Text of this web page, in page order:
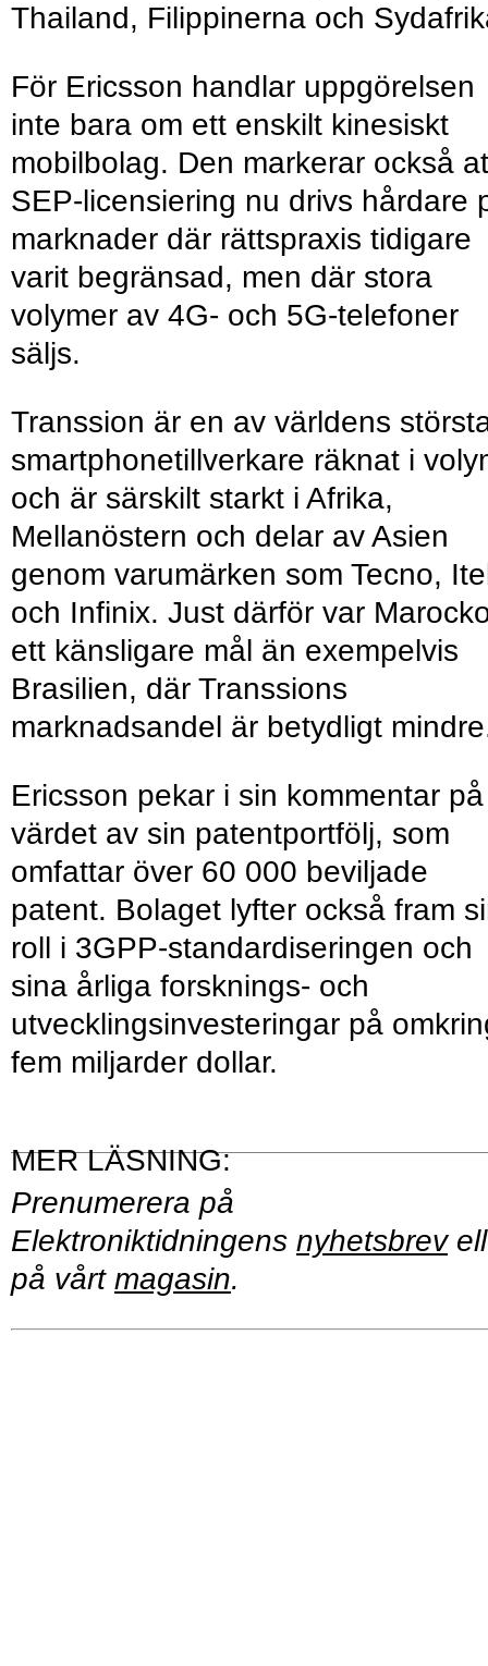
Thailand, Filippinerna och
För Ericsson handlar uppgörelsen
inte bara om ett enskilt kinesiskt
mobilbolag. Den markerar också
SEP-licensiering nu drivs hårdare
marknader där rättspraxis tidigare
varit begränsad, men där stora
volymer av 4G- och 5G-telefoner
säljs.
Transsion är en av världens
smartphonetillverkare räknat i
och är särskilt starkt i Afrika,
Mellanöstern och delar av Asien
genom varumärken som Tecno,
och Infinix. Just därför var
ett känsligare mål än exempelvis
Brasilien, där Transsions
marknadsandel är betydligt
Ericsson pekar i sin kommentar på
värdet av sin patentportfölj, som
omfattar över 60 000 beviljade
patent. Bolaget lyfter också fram
roll i 3GPP-standardiseringen och
sina årliga forsknings- och
utvecklingsinvesteringar på
fem miljarder dollar.
Prenumerera på
Elektroniktidningens nyhetsbrev
på vårt magasin.